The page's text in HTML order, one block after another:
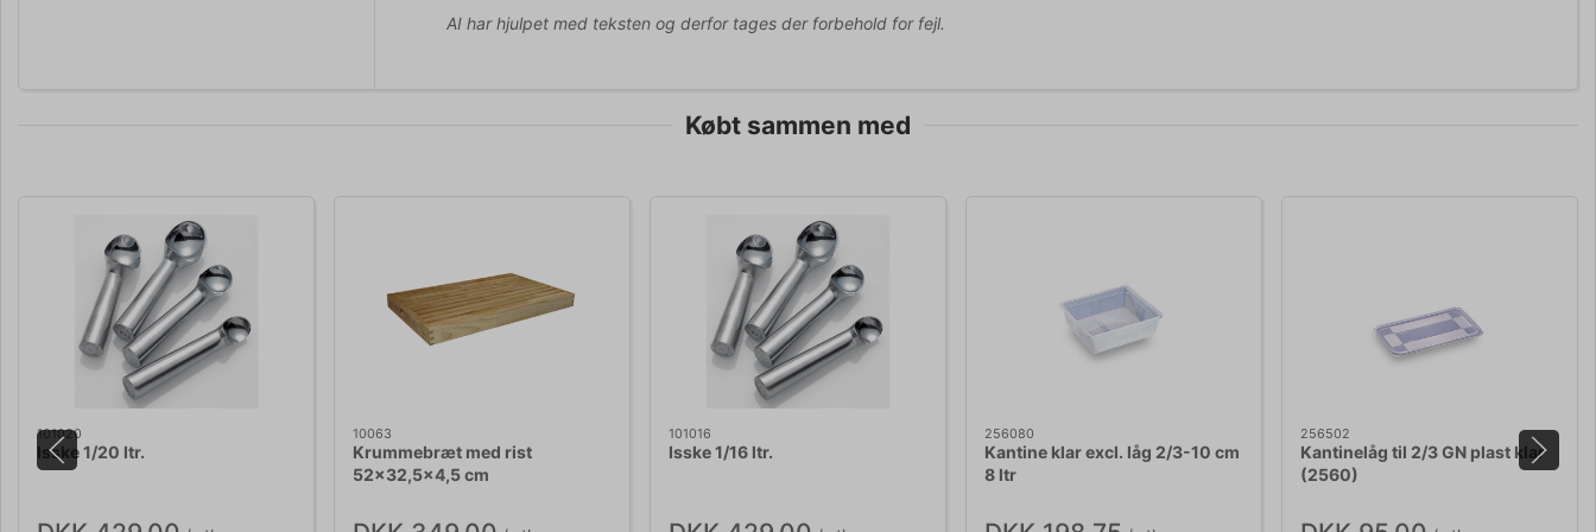
AI har hjulpet med teksten og derfor tages der forbehold for fejl.
Købt sammen med
101020
Isske 1/20 ltr.
10063
Krummebræt med rist
52x32,5x4,5 cm
101016
Isske 1/16 ltr.
256080
Kantine klar excl. låg 2/3-10 cm
8 ltr
256502
Kantinelåg til 2/3 GN plast klar
(2560)